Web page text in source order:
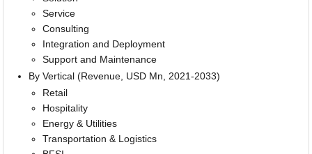
Service
Consulting
Integration and Deployment
Support and Maintenance
By Vertical (Revenue, USD Mn, 2021-2033)
Retail
Hospitality
Energy & Utilities
Transportation & Logistics